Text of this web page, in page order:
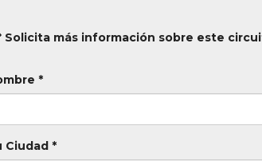
Solicita más información sobre este
*
Ciudad *